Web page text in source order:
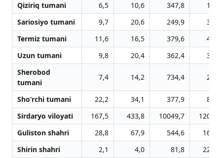
Qiziriq tumani 6,5 10,6 347,8
13,8
Sariosiyo tumani
9,7 20,6 249,9
34,7
Termiz tumani
11,6 16,5 379,6
45,5
Uzun tumani
9,8 20,4 362,4
39,0
Sherobod
tumani
7,4 14,2 734,4 26,1
Sho‘rchi tumani 22,2 34,1 377,9
86,1
Sirdaryo viloyati
167,5 433,8 10049,7
1202,7
Guliston shahri
28,8 67,9 544,6
161,2
Shirin shahri
2,1 4,0 81,8
229,8